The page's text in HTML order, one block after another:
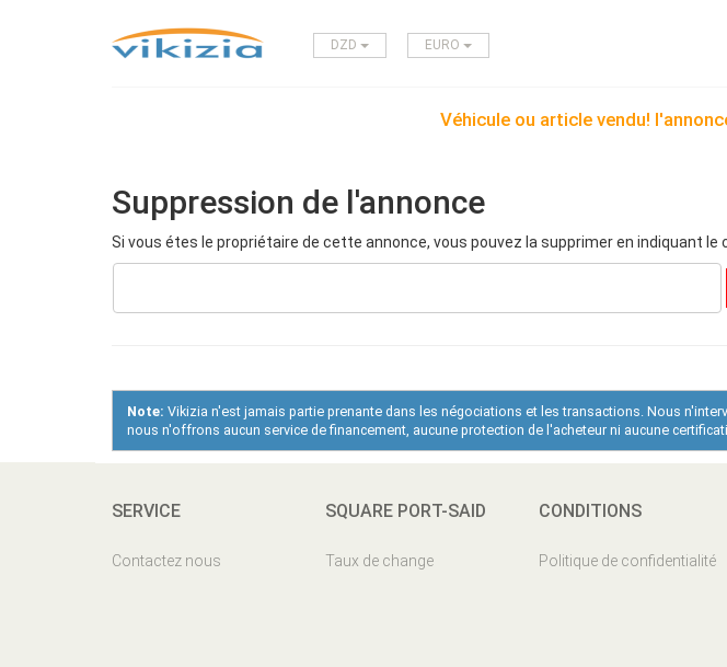
DZD EURO
Véhicule ou article vendu!
Suppression de l'annonce
Si vous étes le propriétaire de cette annonce, vous pouvez la supprimer en indiquant le
Note: Vikizia n'est jamais partie prenante dans les négociations et les transactions. Nous
nous n'offrons aucun service de financement, aucune protection de l'acheteur ni aucune
SERVICE
Contactez nous
SQUARE PORT-SAID
Taux de change
CONDITIONS
Politique de confidentialité